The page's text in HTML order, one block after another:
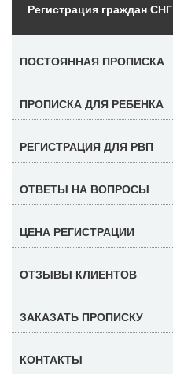
Регистрация граждан СНГ
ПОСТОЯННАЯ ПРОПИСКА
ПРОПИСКА ДЛЯ РЕБЕНКА
РЕГИСТРАЦИЯ ДЛЯ РВП
ОТВЕТЫ НА ВОПРОСЫ
ЦЕНА РЕГИСТРАЦИИ
ОТЗЫВЫ КЛИЕНТОВ
ЗАКАЗАТЬ ПРОПИСКУ
КОНТАКТЫ